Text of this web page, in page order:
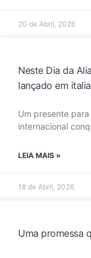
20 de Abril, 2026
Neste Dia da
lançado em
Um presente
internacional
LEIA MAIS »
18 de Abril, 2026
Uma promessa